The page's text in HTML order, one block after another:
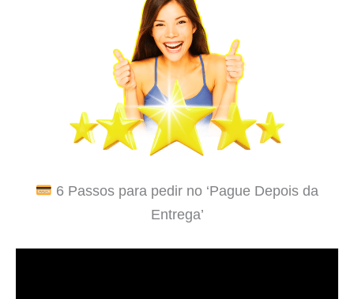
6 Passos para pedir no ‘Pague Depois da
Entrega’